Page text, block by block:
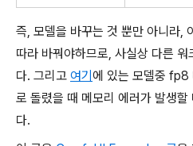
즉, 모델을 바꾸는 것 뿐만 아니라,
따라 바꿔야하므로, 사실상 다른 워
다. 그리고 여기에 있는 모델중 fp8
로 돌렸을 때 메모리 에러가 발생할
다.